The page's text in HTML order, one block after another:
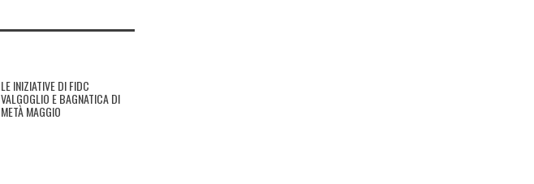
LE INIZIATIVE DI FIDC
VALGOGLIO E BAGNATICA DI
METÀ MAGGIO